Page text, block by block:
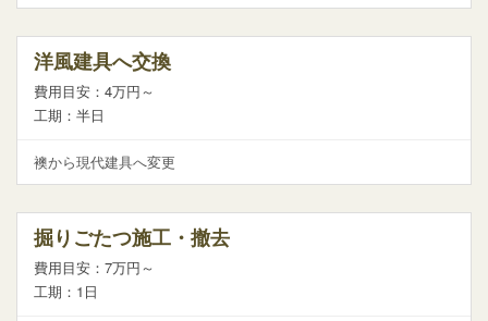
洋風建具へ交換
費用目安：4万円～
工期：半日
襖から現代建具へ変更
掘りごたつ施工・撤去
費用目安：7万円～
工期：1日